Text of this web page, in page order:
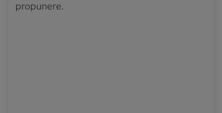
propunere.